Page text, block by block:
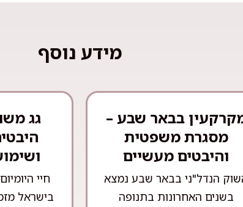
מידע נוסף
בבאר שבע –
מסגרת משפטית
והיבטים מעשיים
הנדל"ני בבאר שבע נמצא
בשנים האחרונות בתנופה
גג
חיי
בישראל